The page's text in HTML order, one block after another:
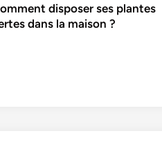
disposer ses plantes
dans la maison ?